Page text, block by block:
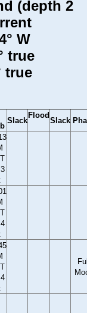
(depth 2
W
true
true
Slack
Flood
Slack